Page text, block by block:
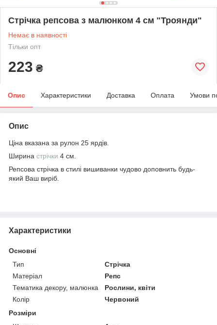
Стрічка репсова з малюнком 4 см "Троянди"
Немає в наявності
Тільки опт
223 ₴
Опис Характеристики Доставка Оплата Умови
Опис
Ціна вказана за рулон 25 ярдів.
Ширина стрічки 4 см.
Репсова стрічка в стилі вишиванки чудово доповнить будь-
який Ваш виріб.
Характеристики
Основні
Тип
Стрічка
Матеріал
Репс
Тематика декору, малюнка
Рослини, квіти
Колір
Червоний
Розміри